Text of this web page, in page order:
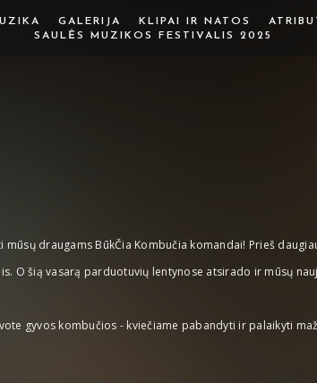
GALERIJA KLIPAI IR NATOS
SAULĖS MUZIKOS FESTIVALIS 2025
draugams BūkČia Kombučia komandai! Prieš
O šią vasarą parduotuvių lentynose atsirado ir mūsų
gyvos kombučios - kviečiame pabandyti ir palaikyti